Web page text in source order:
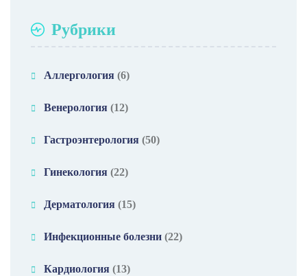
Рубрики
Аллергология (6)
Венерология (12)
Гастроэнтерология (50)
Гинекология (22)
Дерматология (15)
Инфекционные болезни (22)
Кардиология (13)